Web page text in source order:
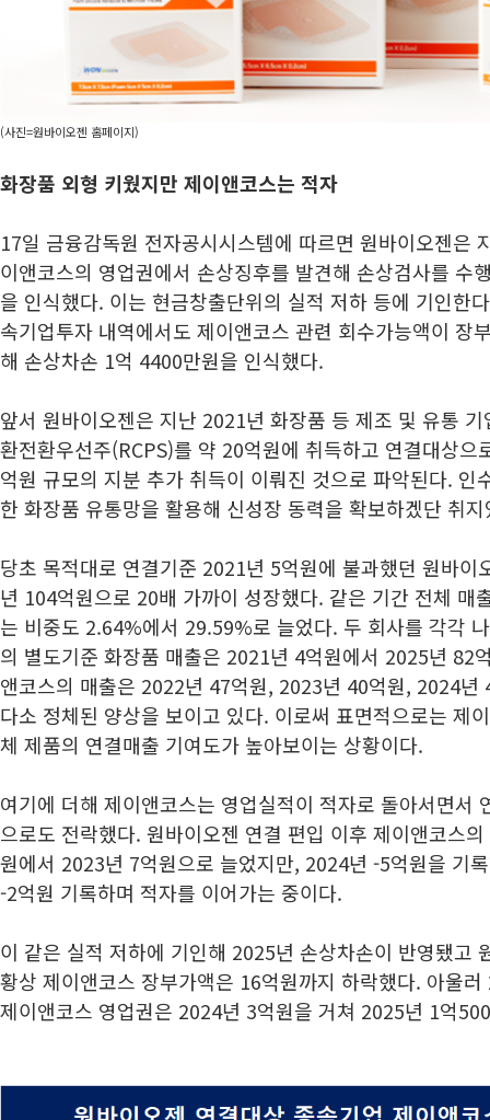
(사진=원바이오젠 홈페이지)
화장품 외형 키웠지만 제이앤코스는 적자
17일 금융감독원 전자공시시스템에 따르면 원바이오젠은
이앤코스의 영업권에서 손상징후를 발견해 손상검사를 수
을 인식했다. 이는 현금창출단위의 실적 저하 등에 기인한
속기업투자 내역에서도 제이앤코스 관련 회수가능액이 장
해 손상차손 1억 4400만원을 인식했다.
앞서 원바이오젠은 지난 2021년 화장품 등 제조 및 유통
환전환우선주(RCPS)를 약 20억원에 취득하고 연결대상
억원 규모의 지분 추가 취득이 이뤄진 것으로 파악된다. 인
한 화장품 유통망을 활용해 신성장 동력을 확보하겠단 취
당초 목적대로 연결기준 2021년 5억원에 불과했던 원바이
년 104억원으로 20배 가까이 성장했다. 같은 기간 전체 매
는 비중도 2.64%에서 29.59%로 늘었다. 두 회사를 각각
의 별도기준 화장품 매출은 2021년 4억원에서 2025년 82
앤코스의 매출은 2022년 47억원, 2023년 40억원, 2024
다소 정체된 양상을 보이고 있다. 이로써 표면적으로는 제
체 제품의 연결매출 기여도가 높아보이는 상황이다.
여기에 더해 제이앤코스는 영업실적이 적자로 돌아서면서
으로도 전락했다. 원바이오젠 연결 편입 이후 제이앤코스
원에서 2023년 7억원으로 늘었지만, 2024년 -5억원을 기
-2억원 기록하며 적자를 이어가는 중이다.
이 같은 실적 저하에 기인해 2025년 손상차손이 반영됐고
황상 제이앤코스 장부가액은 16억원까지 하락했다. 아울
제이앤코스 영업권은 2024년 3억원을 거쳐 2025년 1억